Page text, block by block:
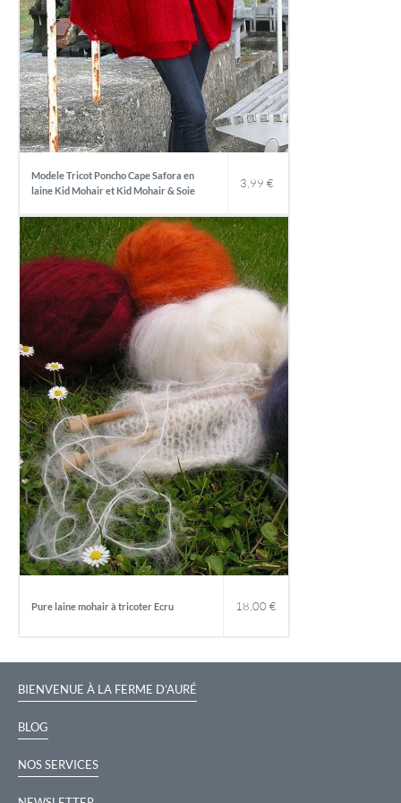
l
é
t
a
i
t
:
2
,
e
s
t
:
0
,
0
0
3,99 €
Modele Tricot Poncho Cape Safora en
laine Kid Mohair et Kid Mohair & Soie
18,00 €
Pure laine mohair à tricoter Ecru
BIENVENUE À LA FERME D’AURÉ
BLOG
NOS SERVICES